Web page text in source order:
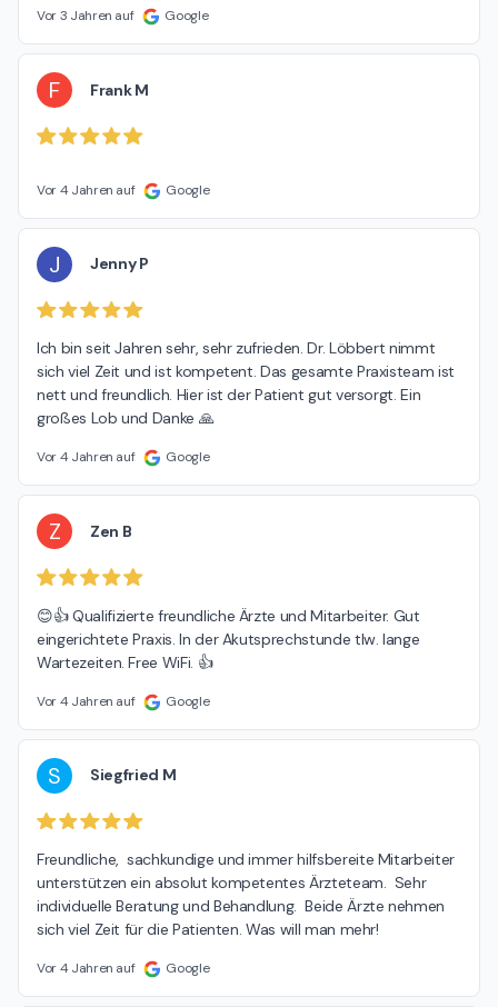
Vor 3 Jahren auf Google
F Frank M
Vor 4 Jahren auf Google
J Jenny P
Ich bin seit Jahren sehr, sehr zufrieden. Dr. Löbbert nimmt
sich viel Zeit und ist kompetent. Das gesamte Praxisteam ist
nett und freundlich. Hier ist der Patient gut versorgt. Ein
großes Lob und Danke 🙏
Vor 4 Jahren auf Google
Z Zen B
😊👍 Qualifizierte freundliche Ärzte und Mitarbeiter. Gut
eingerichtete Praxis. In der Akutsprechstunde tlw. lange
Wartezeiten. Free WiFi. 👍
Vor 4 Jahren auf Google
S Siegfried M
Freundliche,  sachkundige und immer hilfsbereite Mitarbeiter
unterstützen ein absolut kompetentes Ärzteteam.  Sehr
individuelle Beratung und Behandlung.  Beide Ärzte nehmen
sich viel Zeit für die Patienten. Was will man mehr!
Vor 4 Jahren auf Google